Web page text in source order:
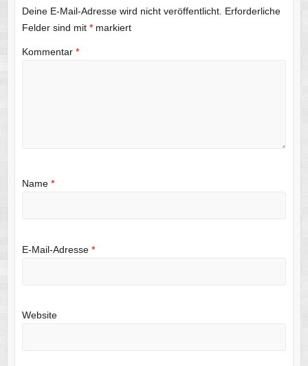
Deine E-Mail-Adresse wird nicht veröffentlicht. Erforderliche
Felder sind mit *markiert
Kommentar *
Name *
E-Mail-Adresse *
Website